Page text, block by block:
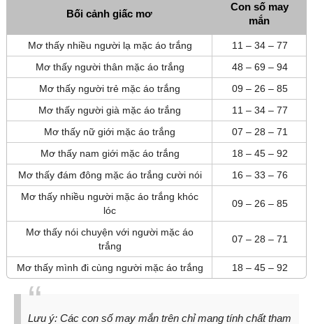
Bối cảnh giấc mơ
Con số may
mắn
Mơ thấy nhiều người lạ mặc áo trắng
11 – 34 – 77
Mơ thấy người thân mặc áo trắng
48 – 69 – 94
Mơ thấy người trẻ mặc áo trắng
09 – 26 – 85
Mơ thấy người già mặc áo trắng
11 – 34 – 77
Mơ thấy nữ giới mặc áo trắng
07 – 28 – 71
Mơ thấy nam giới mặc áo trắng
18 – 45 – 92
Mơ thấy đám đông mặc áo trắng cười nói
16 – 33 – 76
Mơ thấy nhiều người mặc áo trắng khóc
lóc
09 – 26 – 85
Mơ thấy nói chuyện với người mặc áo
trắng
07 – 28 – 71
Mơ thấy mình đi cùng người mặc áo trắng 18 – 45 – 92
Lưu ý: Các con số may mắn trên chỉ mang tính chất tham